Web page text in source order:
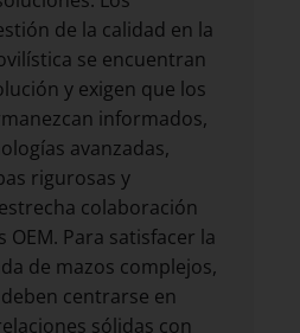
de la calidad en la
se encuentran
y exigen que los
informados,
avanzadas,
rigurosas y
colaboración
OEM. Para satisfacer la
de mazos complejos,
centrarse en
sólidas con